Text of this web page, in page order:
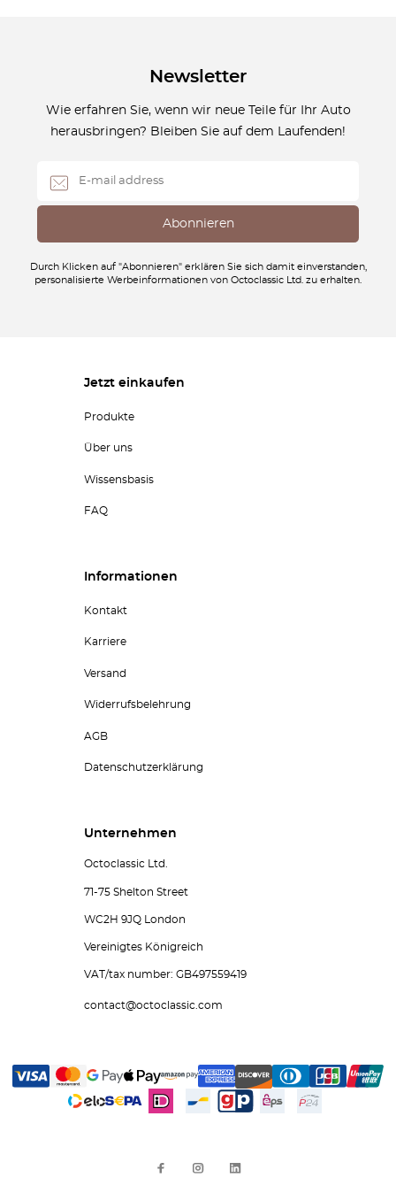
Newsletter
Wie erfahren Sie, wenn wir neue Teile für Ihr Auto
herausbringen? Bleiben Sie auf dem Laufenden!
Durch Klicken auf "Abonnieren" erklären Sie sich damit einverstanden,
personalisierte Werbeinformationen von Octoclassic Ltd. zu erhalten.
Jetzt einkaufen
Produkte
Über uns
Wissensbasis
FAQ
Informationen
Kontakt
Karriere
Versand
Widerrufsbelehrung
AGB
Datenschutzerklärung
Unternehmen
Octoclassic Ltd.
71-75 Shelton Street
WC2H 9JQ London
Vereinigtes Königreich
VAT/tax number: GB497559419
contact@octoclassic.com